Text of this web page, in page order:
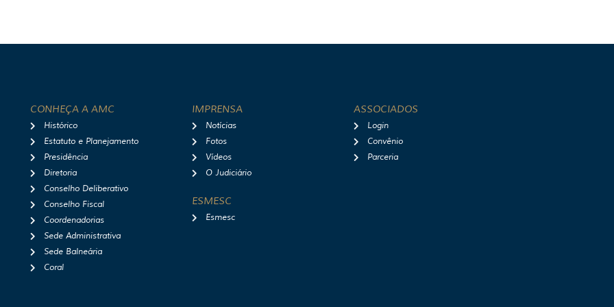
CONHEÇA A AMC
Histórico
Estatuto e Planejamento
Presidência
Diretoria
Conselho Deliberativo
Conselho Fiscal
Coordenadorias
Sede Administrativa
Sede Balneária
Coral
IMPRENSA
Notícias
Fotos
Vídeos
O Judiciário
ESMESC
Esmesc
ASSOCIADOS
Login
Convênio
Parceria